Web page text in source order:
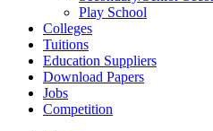
Play School
Colleges
Tuitions
Education Suppliers
Download Papers
Jobs
Competition